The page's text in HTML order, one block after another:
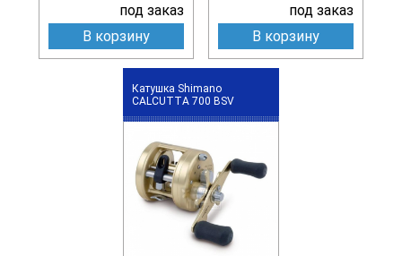
под заказ
В корзину
под заказ
В корзину
Катушка Shimano
CALCUTTA 700 BSV